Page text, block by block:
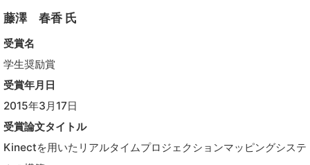
藤澤 春香 氏
受賞名
学生奨励賞
受賞年月日
2015年3月17日
受賞論文タイトル
Kinectを用いたリアルタイムプロジェクションマッピングシステ